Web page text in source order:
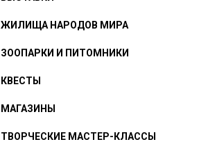
ЖИЛИЩА НАРОДОВ МИРА
ЗООПАРКИ И ПИТОМНИКИ
КВЕСТЫ
МАГАЗИНЫ
ТВОРЧЕСКИЕ МАСТЕР-КЛАССЫ